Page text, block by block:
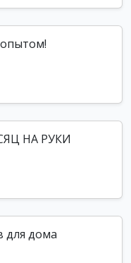
НА РУКИ
для дома